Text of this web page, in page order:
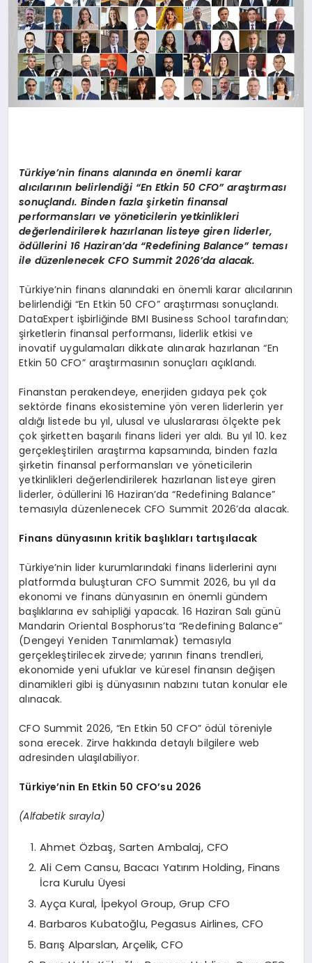
Türkiye’nin finans alanında en önemli karar
alıcılarının belirlendiği “En Etkin 50 CFO” araştırması
sonuçlandı. Binden fazla şirketin finansal
performansları ve yöneticilerin yetkinlikleri
değerlendirilerek hazırlanan listeye giren liderler,
ödüllerini 16 Haziran’da “Redefining Balance” teması
ile düzenlenecek CFO Summit 2026’da alacak.
Türkiye’nin finans alanındaki en önemli karar alıcılarının
belirlendiği “En Etkin 50 CFO” araştırması sonuçlandı.
DataExpert işbirliğinde BMI Business School tarafından;
şirketlerin finansal performansı, liderlik etkisi ve
inovatif uygulamaları dikkate alınarak hazırlanan “En
Etkin 50 CFO” araştırmasının sonuçları açıklandı.
Finanstan perakendeye, enerjiden gıdaya pek çok
sektörde finans ekosistemine yön veren liderlerin yer
aldığı listede bu yıl, ulusal ve uluslararası ölçekte pek
çok şirketten başarılı finans lideri yer aldı. Bu yıl 10. kez
gerçekleştirilen araştırma kapsamında, binden fazla
şirketin finansal performansları ve yöneticilerin
yetkinlikleri değerlendirilerek hazırlanan listeye giren
liderler, ödüllerini 16 Haziran’da “Redefining Balance”
temasıyla düzenlenecek CFO Summit 2026’da alacak.
Finans dünyasının kritik başlıkları tartışılacak
Türkiye’nin lider kurumlarındaki finans liderlerini aynı
platformda buluşturan CFO Summit 2026, bu yıl da
ekonomi ve finans dünyasının en önemli gündem
başlıklarına ev sahipliği yapacak. 16 Haziran Salı günü
Mandarin Oriental Bosphorus’ta “Redefining Balance”
(Dengeyi Yeniden Tanımlamak) temasıyla
gerçekleştirilecek zirvede; yarının finans trendleri,
ekonomide yeni ufuklar ve küresel finansın değişen
dinamikleri gibi iş dünyasının nabzını tutan konular ele
alınacak.
CFO Summit 2026, “En Etkin 50 CFO” ödül töreniyle
sona erecek. Zirve hakkında detaylı bilgilere web
adresinden ulaşılabiliyor.
Türkiye’nin En Etkin 50 CFO’su 2026
(Alfabetik sırayla)
Ahmet Özbaş, Sarten Ambalaj, CFO
Ali Cem Cansu, Bacacı Yatırım Holding, Finans
İcra Kurulu Üyesi
Ayça Kural, İpekyol Group, Grup CFO
Barbaros Kubatoğlu, Pegasus Airlines, CFO
Barış Alparslan, Arçelik, CFO